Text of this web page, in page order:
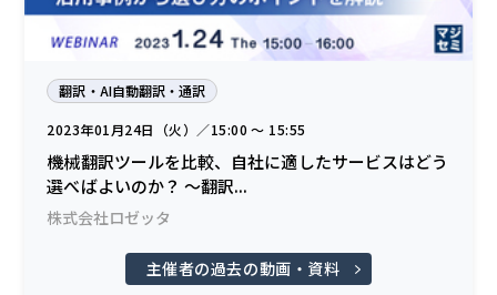
翻訳・AI自動翻訳・通訳
2023年01月24日（火）／15:00 〜 15:55
機械翻訳ツールを比較、自社に適したサービスはどう
選べばよいのか？ 〜翻訳...
株式会社ロゼッタ
主催者の過去の動画・資料